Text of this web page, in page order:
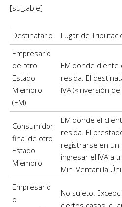
[su_table]
Destinatario
Lugar de
Empresario
de otro
Estado
Miembro
(EM)
EM donde
resida. El
IVA («inversión
Consumidor
final de otro
Estado
Miembro
EM donde el
resida. El
registrarse en un
ingresar el IVA a
Mini Ventanilla
Empresario
o
No sujeto.
ciertos casos,